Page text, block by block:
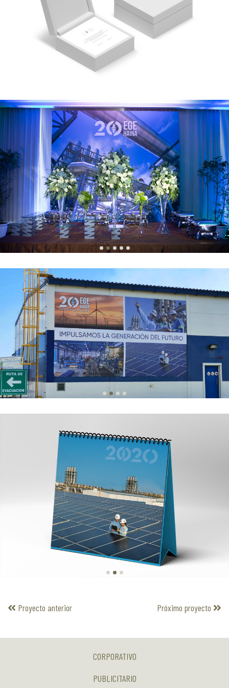
Proyecto anterior Próximo proyecto
CORPORATIVO
PUBLICITARIO